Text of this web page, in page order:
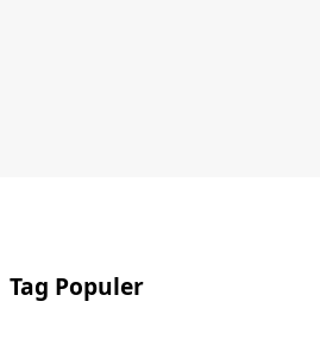
Tag Populer